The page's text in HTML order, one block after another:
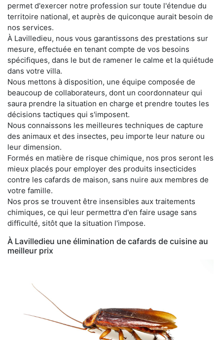
permet d'exercer notre profession sur toute l'étendue du
territoire national, et auprès de quiconque aurait besoin de
nos services.
À Lavilledieu, nous vous garantissons des prestations sur
mesure, effectuée en tenant compte de vos besoins
spécifiques, dans le but de ramener le calme et la quiétude
dans votre villa.
Nous mettons à disposition, une équipe composée de
beaucoup de collaborateurs, dont un coordonnateur qui
saura prendre la situation en charge et prendre toutes les
décisions tactiques qui s'imposent.
Nous connaissons les meilleures techniques de capture
des animaux et des insectes, peu importe leur nature ou
leur dimension.
Formés en matière de risque chimique, nos pros seront les
mieux placés pour employer des produits insecticides
contre les cafards de maison, sans nuire aux membres de
votre famille.
Nos pros se trouvent être insensibles aux traitements
chimiques, ce qui leur permettra d'en faire usage sans
difficulté, sitôt que la situation l'impose.
À Lavilledieu une élimination de cafards de cuisine au
meilleur prix